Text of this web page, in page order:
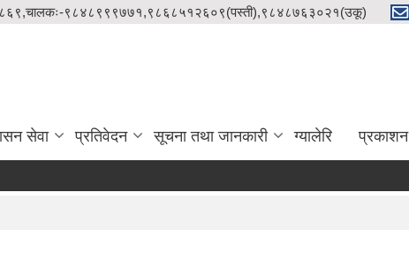
९८४८९९९७७१,९८६८५१२६०९(पस्ती),९८४८७६३०२१(उकू)
सेवा प्रतिवेदन सूचना तथा जानकारी ग्यालेरि प्रकाशन